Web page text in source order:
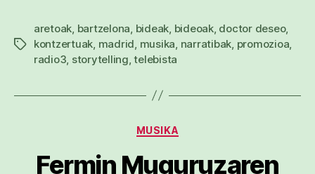
Etiketak
aretoak bartzelona bideak bideoak, doctor deseo,
kontzertuak madrid musika narratibak promozioa
radio3 storytelling ,telebista
Kategoriak
MUSIKA
Fermin Muguruzaren